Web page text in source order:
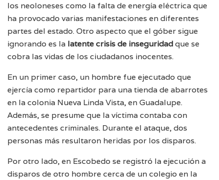
los neoloneses como la falta de energía eléctrica que
ha provocado varias manifestaciones en diferentes
partes del estado. Otro aspecto que el góber sigue
ignorando es la latentecrisis de inseguridadque se
cobra las vidas de los ciudadanos inocentes.
En un primer caso, un hombre fue ejecutado que
ejercía como repartidor para una tienda de abarrotes
en la colonia Nueva Linda Vista, en Guadalupe.
Además, se presume que la víctima contaba con
antecedentes criminales. Durante el ataque, dos
personas más resultaron heridas por los disparos.
Por otro lado, en Escobedo se registró la ejecución a
disparos de otro hombre cerca de un colegio en la